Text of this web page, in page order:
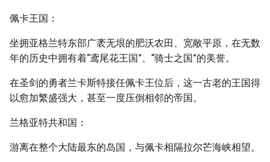
佩卡王国：
坐拥亚格兰特东部广袤无垠的肥沃农田、宽敞平原，在无数
年的历史中拥有着“鸢尾花王国”、“骑士之国”的美誉。
在圣剑的勇者兰卡斯特接任佩卡王位后，这一古老的王国得
以愈加繁盛强大，甚至一度压倒相邻的帝国。
兰格亚特共和国：
游离在整个大陆最东的岛国，与佩卡相隔拉尔芒海峡相望。